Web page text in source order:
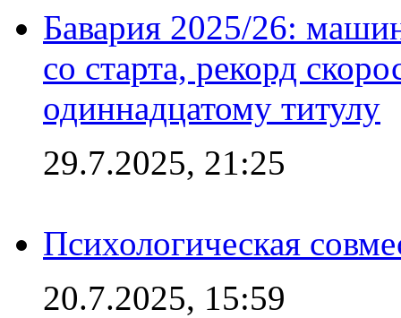
Бавария 2025/26:
со старта, рекорд
одиннадцатому титулу
29.7.2025, 21:25
Психологическая
20.7.2025, 15:59